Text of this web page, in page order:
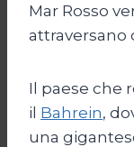
Mar Rosso
attraversano
Il paese che
il Bahrein,
una